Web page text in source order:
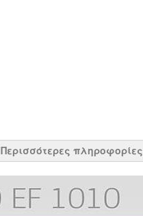
Περισσότερες πληροφορίες